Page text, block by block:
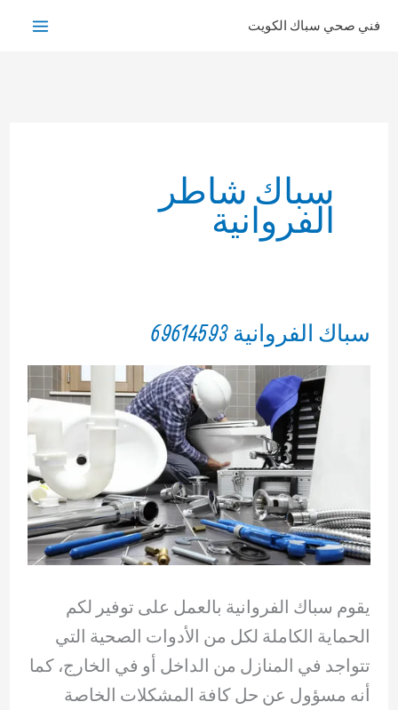
فني صحي سباك الكويت
سباك شاطر
الفروانية
سباك الفروانية 69614593
يقوم سباك الفروانية بالعمل على توفير لكم
الحماية الكاملة لكل من الأدوات الصحية التي
تتواجد في المنازل من الداخل أو في الخارج، كما
أنه مسؤول عن حل كافة المشكلات الخاصة